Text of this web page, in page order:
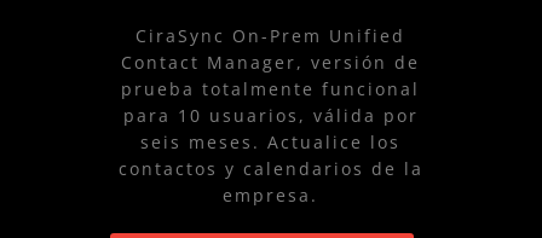
CiraSync On-Prem Unified
Contact Manager, versión de
prueba totalmente funcional
para 10 usuarios, válida por
seis meses. Actualice los
contactos y calendarios de la
empresa.